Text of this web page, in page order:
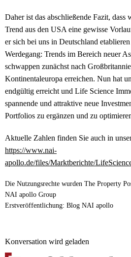
Daher ist das abschließende Fazit, dass
Trend aus den USA eine gewisse
er sich bei uns in Deutschland
Werdegang: Trends im Bereich neuer
schwappen zunächst nach
Kontinentaleuropa erreichen. Nun hat
endgültig erreicht und Life Science
spannende und attraktive neue
Portfolios zu ergänzen und zu
Aktuelle Zahlen finden Sie auch in
https://www.nai-
apollo.de/files/Marktberichte/
Die Nutzungsrechte wurden The Property
NAI apollo Group
Erstveröffentlichung: Blog NAI apollo
Konversation wird geladen